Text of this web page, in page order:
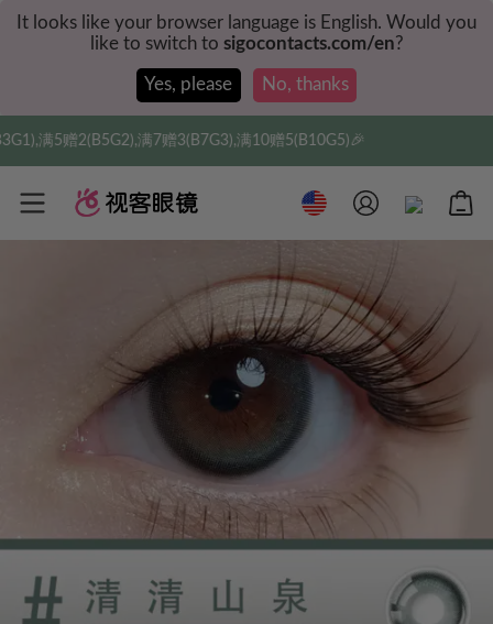
It looks like your browser language is English. Would you
like to switch to sigocontacts.com/en?
Yes, please No, thanks
满10赠5(B10G5)🎉 实付满$35全球包邮，新